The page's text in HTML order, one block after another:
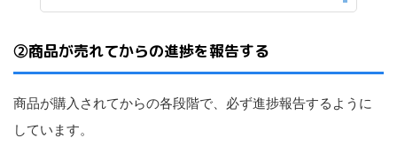
②商品が売れてからの進捗を報告する
商品が購入されてからの各段階で、必ず進捗報告するように
しています。